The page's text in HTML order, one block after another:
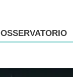
OSSERVATORIO